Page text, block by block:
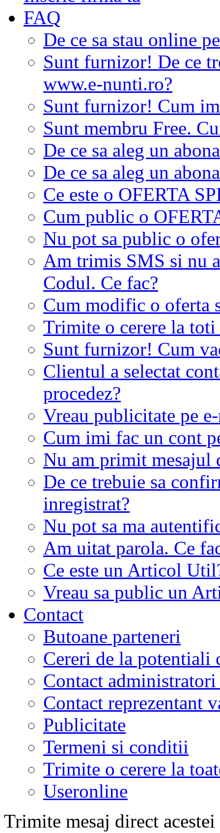
FAQ
De ce sa stau online
Sunt furnizor! De ce
www.e-nunti.ro?
Sunt furnizor! Cum
Sunt membru Free.
De ce sa aleg un
De ce sa aleg un
Ce este o OFERTA
Cum public o
Nu pot sa public o
Am trimis SMS si nu
Codul. Ce fac?
Cum modific o oferta
Trimite o cerere la
Sunt furnizor! Cum
Clientul a selectat
procedez?
Vreau publicitate pe
Cum imi fac un cont
Nu am primit mesajul
De ce trebuie sa
inregistrat?
Nu pot sa ma
Am uitat parola. Ce
Ce este un Articol
Vreau sa public un
Contact
Butoane parteneri
Cereri de la potentiali
Contact
Contact reprezentant
Publicitate
Termeni si conditii
Trimite o cerere la
Useronline
Trimite mesaj direct